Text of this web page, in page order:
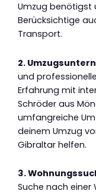
Umzug benötigst
Berücksichtige
Transport.
2.
und
Erfahrung mit
Schröder aus
umfangreiche
deinem Umzug
Gibraltar helfen.
3.
Suche nach einer